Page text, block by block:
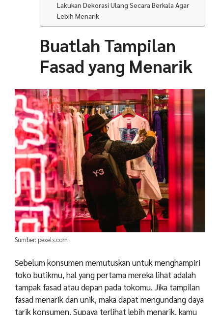
Lakukan Dekorasi Ulang Secara Berkala Agar
Lebih Menarik
Buatlah Tampilan
Fasad yang Menarik
Sumber: pexels.com
Sebelum konsumen memutuskan untuk menghampiri
toko butikmu, hal yang pertama mereka lihat adalah
tampak fasad atau depan pada tokomu. Jika tampilan
fasad menarik dan unik, maka dapat mengundang daya
tarik konsumen. Supaya terlihat lebih menarik, kamu